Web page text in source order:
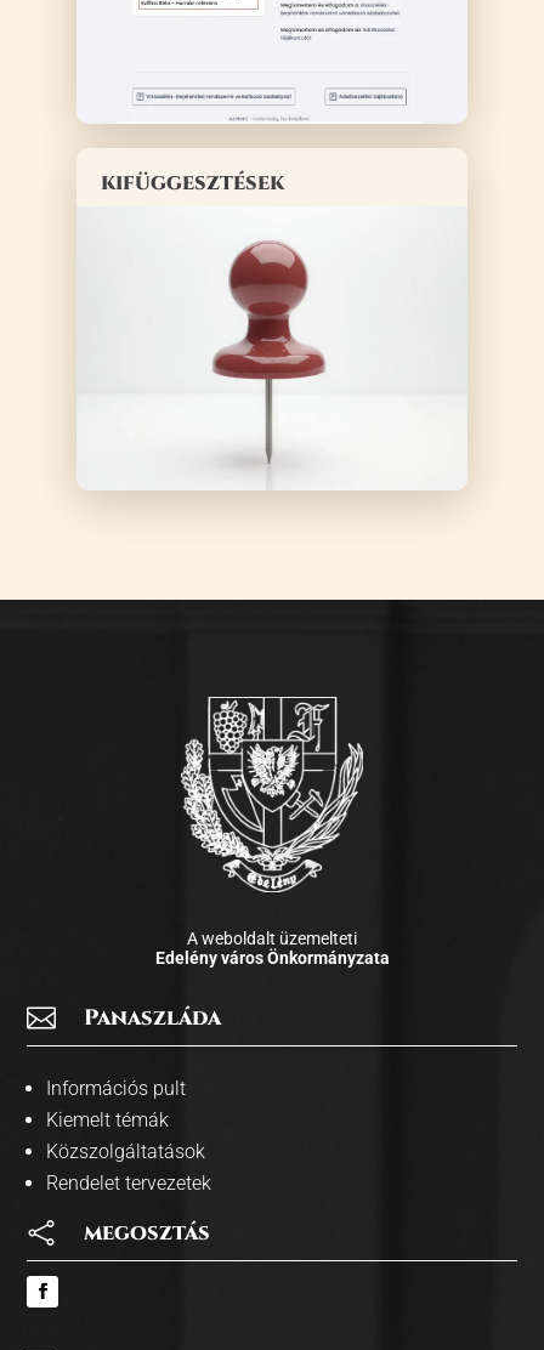
kifüggesztések
A weboldalt üzemelteti
Edelény város Önkormányzata
 Panaszláda
Információs pult
Kiemelt témák
Közszolgáltatások
Rendelet tervezetek
 megosztás